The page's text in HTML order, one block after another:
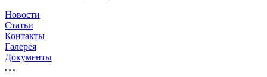
Новости
Статьи
Контакты
Галерея
Документы